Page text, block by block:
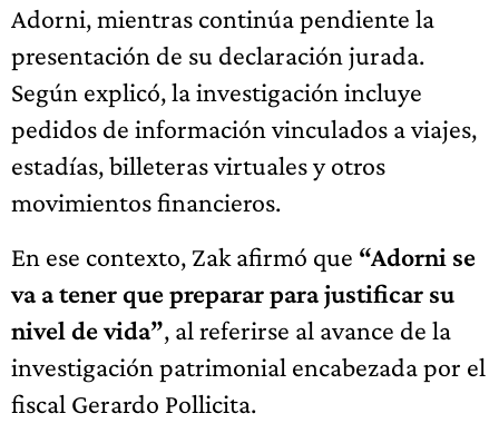
Adorni, mientras continúa pendiente la
presentación de su declaración jurada.
Según explicó, la investigación incluye
pedidos de información vinculados a viajes,
estadías, billeteras virtuales y otros
movimientos financieros.
En ese contexto, Zak afirmó que “Adorni se
va a tener que preparar para justificar su
nivel de vida”, al referirse al avance de la
investigación patrimonial encabezada por el
fiscal Gerardo Pollicita.